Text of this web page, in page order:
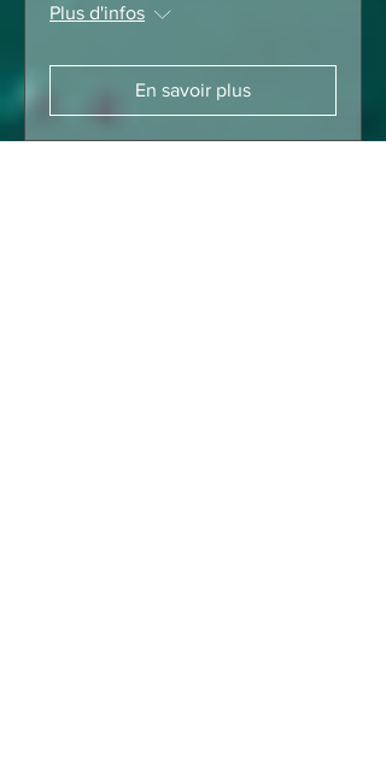
Plus d'infos
En savoir plus